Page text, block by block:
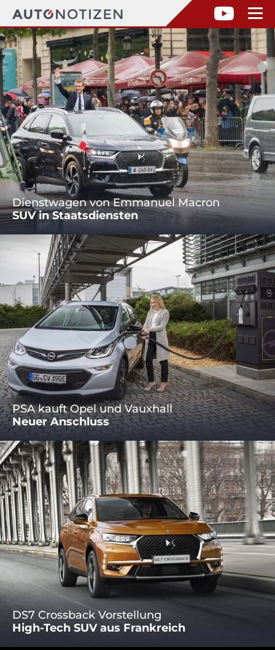
Dienstwagen von Emmanuel Macron
SUV in Staatsdiensten
PSA kauft Opel und Vauxhall
Neuer Anschluss
DS7 Crossback Vorstellung
High-Tech SUV aus Frankreich